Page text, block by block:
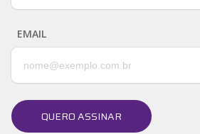
EMAIL
QUERO ASSINAR